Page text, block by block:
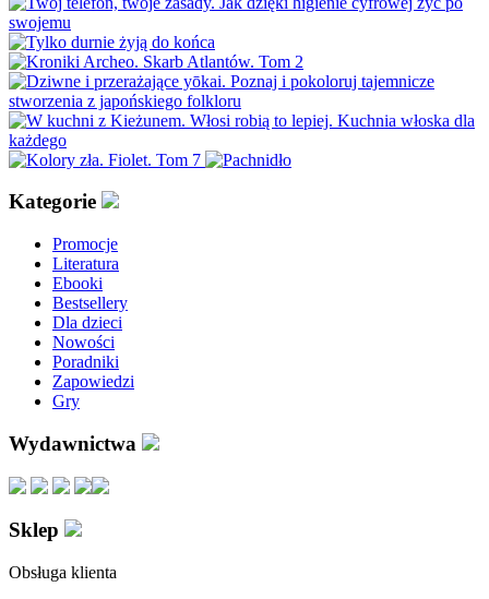
Kategorie
Promocje
Literatura
Ebooki
Bestsellery
Dla dzieci
Nowości
Poradniki
Zapowiedzi
Gry
Wydawnictwa
Sklep
Obsługa klienta